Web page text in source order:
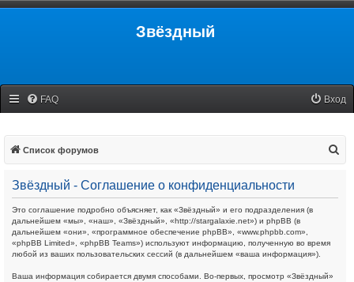
Звёздный
FAQ Вход
Список форумов
Звёздный - Соглашение о конфиденциальности
Это соглашение подробно объясняет, как «Звёздный» и его подразделения (в
дальнейшем «мы», «наш», «Звёздный», «http://stargalaxie.net») и phpBB (в
дальнейшем «они», «программное обеспечение phpBB», «www.phpbb.com»,
«phpBB Limited», «phpBB Teams») используют информацию, полученную во время
любой из ваших пользовательских сессий (в дальнейшем «ваша информация»).
Ваша информация собирается двумя способами. Во-первых, просмотр «Звёздный»